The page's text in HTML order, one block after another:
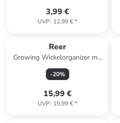
3,99 €
UVP: 12,99 €*
Reer
Growing Wickelorganizer mit
Unterlage in Grau ab 0
Monate
-20%
15,99 €
UVP: 19,99 €*